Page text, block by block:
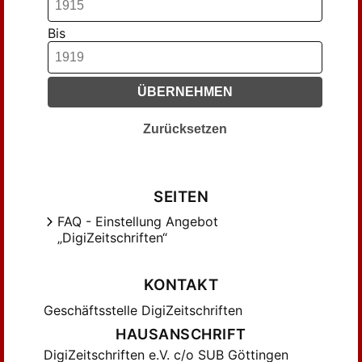
Eucken, Rudolf (5)
Fischer, Aloys ... (5)
Freimark, Franz (6)
Fried, Alfred Hermann; Corbach, Otto
(7)
Fuchs, Emil (20)
Gregori, Ferdinand (29)
Grupe, Margot (10)
Grusius, Otto; Tönnies, Ferdinand (5)
Gürtler, Franz (18)
Hartwig, Ernst (18)
Hashagen, Justus (9)
Heil, C. P. (6)
Bis
ÜBERNEHMEN
Zurücksetzen
SEITEN
FAQ - Einstellung Angebot
„DigiZeitschriften“
KONTAKT
Geschäftsstelle DigiZeitschriften
HAUSANSCHRIFT
DigiZeitschriften e.V. c/o SUB Göttingen